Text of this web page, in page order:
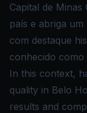
Capital de Minas
país e abriga
com destaque
conhecido como
In this context,
quality in Belo
results and